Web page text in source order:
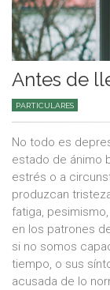
Antes de
PARTICULARES
No todo es
estado de ánimo
estrés o a
produzcan
fatiga,
en los patrones
si no somos
tiempo, o sus
acusada de lo